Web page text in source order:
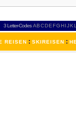
3 Letter-Codes ABCDEFGH IJKL
REISEN : SKIREISEN :